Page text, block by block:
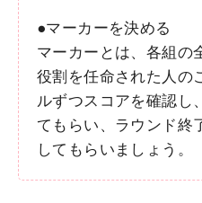
●マーカーを決める
マーカーとは、各組の
役割を任命された人の
ルずつスコアを確認し
てもらい、ラウンド終
してもらいましょう。